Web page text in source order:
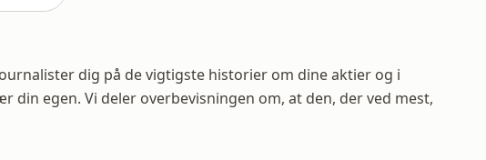
dig på de vigtigste historier om dine aktier og i
egen. Vi deler overbevisningen om, at den, der ved mest,